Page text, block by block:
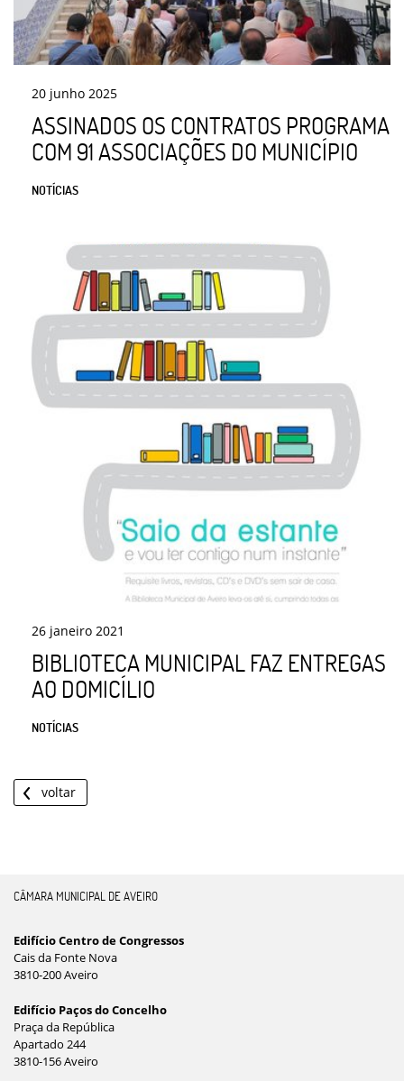
20 junho 2025
ASSINADOS OS CONTRATOS PROGRAMA
COM 91 ASSOCIAÇÕES DO MUNICÍPIO
NOTÍCIAS
26 janeiro 2021
BIBLIOTECA MUNICIPAL FAZ ENTREGAS
AO DOMICÍLIO
NOTÍCIAS
voltar
CÂMARA MUNICIPAL DE AVEIRO
Edifício Centro de Congressos
Cais da Fonte Nova
3810-200 Aveiro
Edifício Paços do Concelho
Praça da República
Apartado 244
3810-156 Aveiro